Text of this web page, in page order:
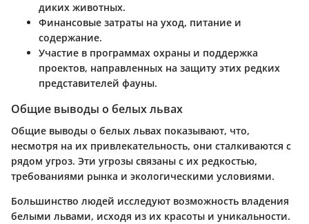
диких животных.
Финансовые затраты на уход, питание и
содержание.
Участие в программах охраны и поддержка
проектов, направленных на защиту этих редких
представителей фауны.
Общие выводы о белых львах
Общие выводы о белых львах показывают, что,
несмотря на их привлекательность, они сталкиваются с
рядом угроз. Эти угрозы связаны с их редкостью,
требованиями рынка и экологическими условиями.
Большинство людей исследуют возможность владения
белыми львами, исходя из их красоты и уникальности.